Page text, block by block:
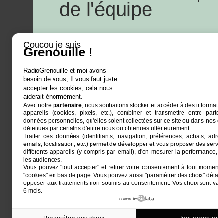
de l'équipe
Euphonia est le partenaire producteur de Radio
Grenouille, radio associative marseillaise.
Locaux situés à la Friche Belle de Mai
41, rue Jobin — 13003 Marseille
Ré-écouter
Actualités
Grenouille
Coucou je suis
Grenouille !
RadioGrenouille et moi avons
besoin de vous, Il vous faut juste
accepter les cookies, cela nous
aiderait énormément.
Avec notrepartenaire, nous souhaitons stocker et accéder à des
appareils (cookies, pixels, etc.), combiner et transmettre entre
données personnelles, qu'elles soient collectées sur ce site ou dans nos
détenues par certains d'entre nous ou obtenues ultérieurement.
Traiter ces données (identifiants, navigation, préférences, achats,
emails, localisation, etc.) permet de développer et vous proposer des
différents appareils (y compris par email), d'en mesurer la
les audiences.
Vous pouvez "tout accepter" et retirer votre consentement à tout
"cookies" en bas de page. Vous pouvez aussi "paramétrer des choix"
opposer aux traitements non soumis au consentement. Vos choix sont
6 mois.
powered by